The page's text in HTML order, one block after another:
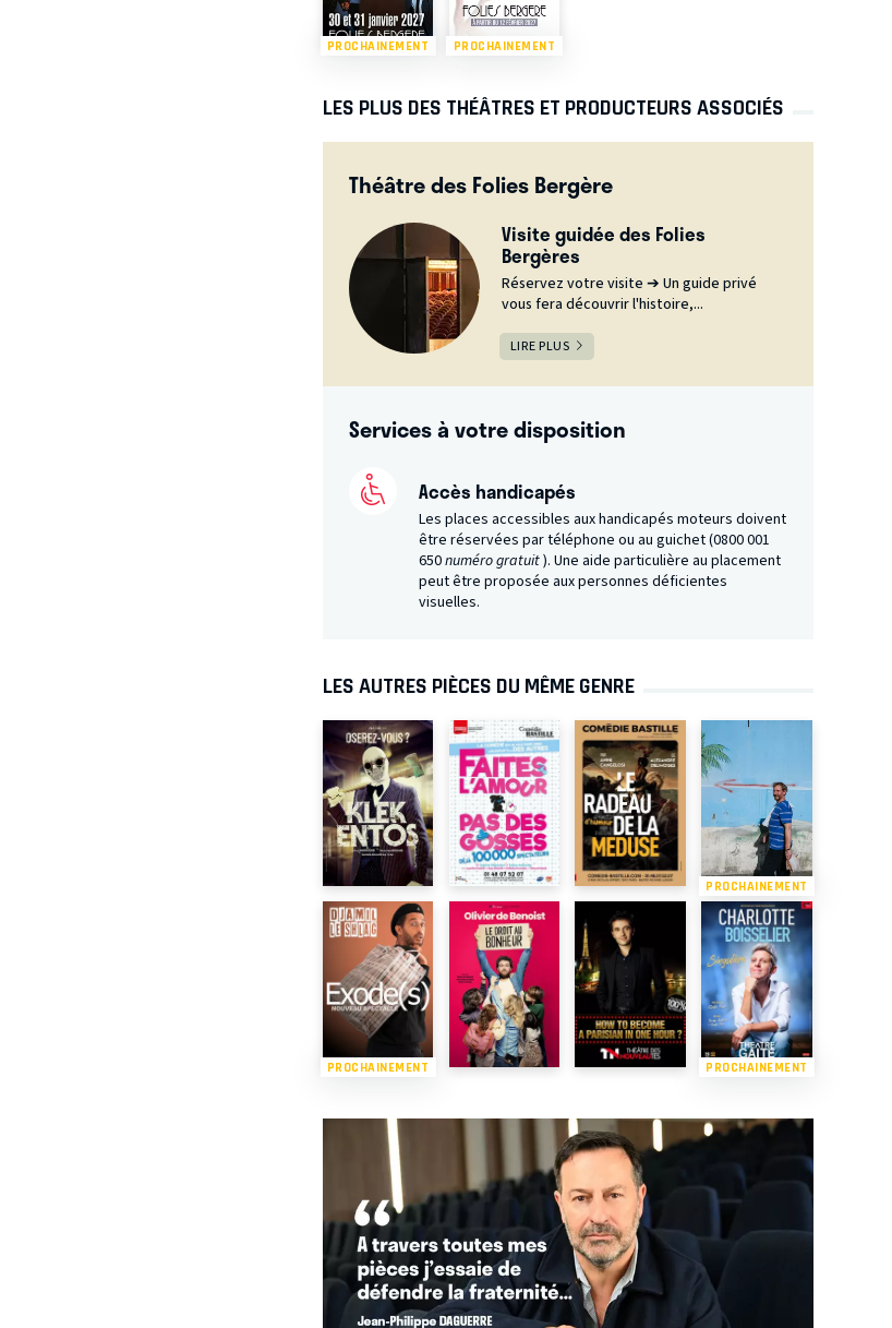
PROCHAINEMENT PROCHAINEMENT
LES PLUS DES THÉÂTRES ET PRODUCTEURS ASSOCIÉS
Théâtre des Folies Bergère
Visite guidée des Folies
Bergères
Réservez votre visite ➔ Un guide privé
vous fera découvrir l'histoire,...
LIRE PLUS
Services à votre disposition
Accès handicapés
Les places accessibles aux handicapés moteurs doivent
être réservées par téléphone ou au guichet (0800 001
650numéro gratuit). Une aide particulière au placement
peut être proposée aux personnes déficientes
visuelles.
LES AUTRES PIÈCES DU MÊME GENRE
PROCHAINEMENT
PROCHAINEMENT PROCHAINEMENT